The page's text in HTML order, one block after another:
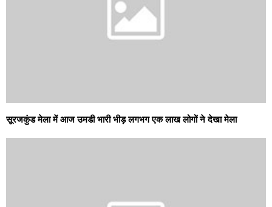
सूरजकुंड मेला में आज उमडी भारी भीड़ लगभग एक लाख लोगों ने देखा मेला